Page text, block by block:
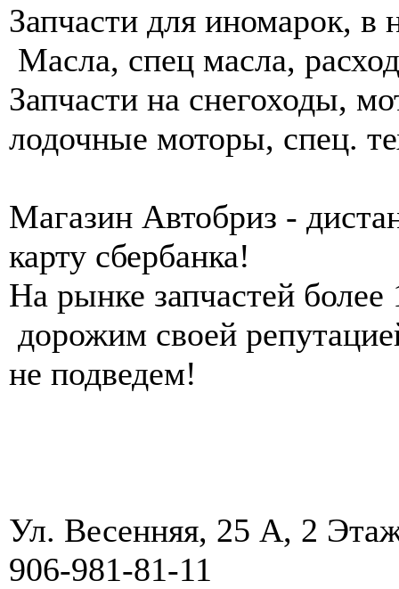
Запчасти для иномарок, в
Масла, спец масла,
Запчасти на снегоходы,
лодочные моторы, спец.
Магазин Aвтобриз -
карту сбербанка!
На рынке запчастей
дорожим своей
не подведем!
Ул. Весенняя, 25 А, 2
906-981-81-11